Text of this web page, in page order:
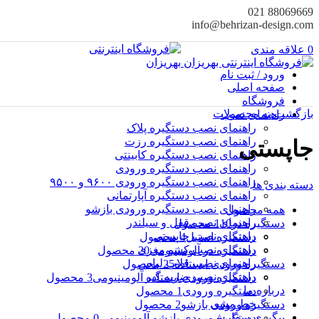
88069669 021
info@behrizan-design.com
0 علاقه مندی
ورود / ثبت نام
صفحه اصلی
فروشگاه
راهنمای نصب
راهنمای نصب دستگیره پلاک
راهنمای نصب‌ دستگیره رزت
راهنمای نصب دستگیره کابینتی
راهنمای نصب دستگیره ورودی
راهنمای نصب دستگیره ورودی ۹۶۰۰ و ۹۵۰۰
راهنمای نصب دستگیره آپارتمانی
راهنمای نصب دستگیره ورودی بازشو
راهنمای نصب قفل و سیلندر
راهنمای نصب جاپستی
راهنمای نصب کشو مغزی
راهنمای نصب قلاب لباس
راهنمای نصب ضربه گیر
درباره ما
خط مشی
بازگشت به محصولات
جاپستی
دسته بندی ها
همه محصول
دستگیره در110 محصول
دستگیره استیل4 محصول
دستگیره در آلومینیومی20 محصول
دستگیره ورودی ایستاده25 محصول
دستگیره ورودی ایستاده آلومینیومی3 محصول
دستگیره ورودی 1 محصول
دستگیره ورودی بازشو2 محصول